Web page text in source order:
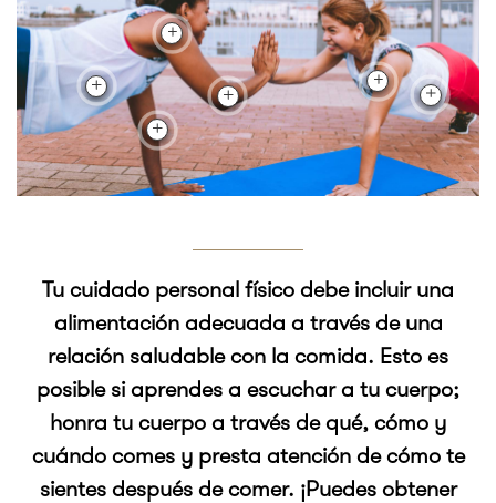
Tu cuidado personal físico debe incluir una
alimentación adecuada a través de una
relación saludable con la comida. Esto es
posible si aprendes a escuchar a tu cuerpo;
honra tu cuerpo a través de qué, cómo y
cuándo comes y presta atención de cómo te
sientes después de comer. ¡Puedes obtener